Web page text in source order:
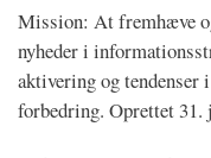
Mission: At fremhæve
nyheder i
aktivering og tendenser
forbedring. Oprettet 31.